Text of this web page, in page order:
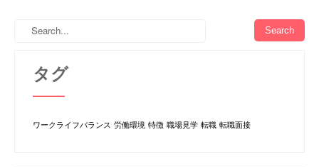
タグ
ワークライフバランス 労働環境 特徴 職場見学 転職 転職面接